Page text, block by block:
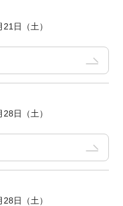
日（土）
日（土）
日（土）